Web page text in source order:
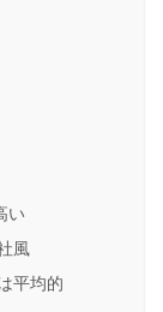
い
風
平均的